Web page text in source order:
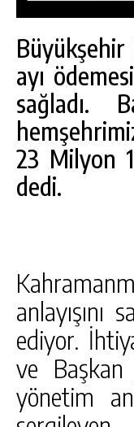
Büyükşehir
ayı
sağladı.
23 Milyon
dedi.
ediyor.
ve Başkan
yönetim
GÖKSUN